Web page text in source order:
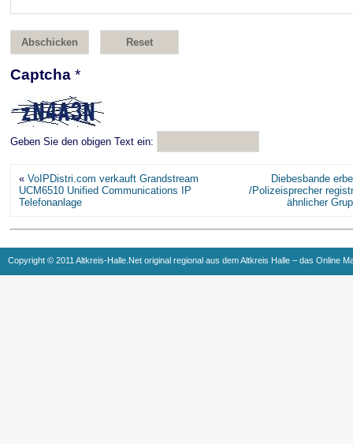
Captcha *
Geben Sie den obigen Text ein:
« VoIPDistri.com verkauft Grandstream
UCM6510 Unified Communications IP
Telefonanlage
Diebesbande
/Polizeisprecher
ähnlicher
Copyright © 2011 Altkreis-Halle.Net original regional aus dem Altkreis Halle – das Online